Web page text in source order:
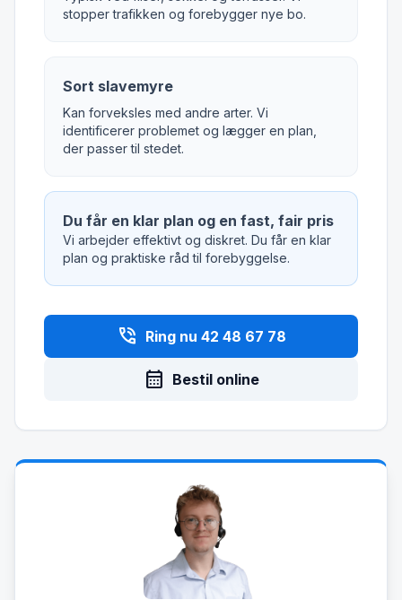
stopper trafikken og forebygger nye bo.
Sort slavemyre
Kan forveksles med andre arter. Vi
identificerer problemet og lægger en plan,
der passer til stedet.
Du får en klar plan og en fast, fair pris
Vi arbejder effektivt og diskret. Du får en klar
plan og praktiske råd til forebyggelse.
phone_in_talk Ring nu 42 48 67 78
calendar_month Bestil online